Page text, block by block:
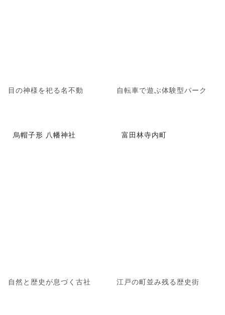
目の神様を祀る名不動 自転車で遊ぶ体験型パーク
烏帽子形 八幡神社
自然と歴史が息づく古社
富田林寺内町
江戸の町並み残る歴史街